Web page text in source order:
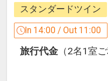
●松江フォーゲルパ
５分
綺麗な花や鳥達と
ークです。ペンギ
ウの飛行ショー、
どころです。お子
全国で７番目に大
夕日は『日本の夕
ています。また、
くさん取れること
事に、是非しじみ
２３年３月展望大
話題のサ活にもご
スタンダードツイン
In 14:00 / Out 11:00
旅行代金 （2名1室